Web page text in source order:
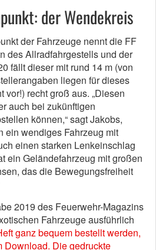
der Wendekreis
der Fahrzeuge nennt die FF
des Allradfahrgestells und der
fällt dieser mit rund 14 m (von
liegen für dieses
vor!) recht groß aus. „Diesen
auch bei zukünftigen
können,“ sagt Jakobs,
ein wendiges Fahrzeug mit
einen starken Lenkeinschlag
ein Geländefahrzeug mit großen
das die Bewegungsfreiheit
2019 des Feuerwehr-Magazins
Fahrzeuge ausführlich
ganz bequem bestellt werden,
Download. Die gedruckte